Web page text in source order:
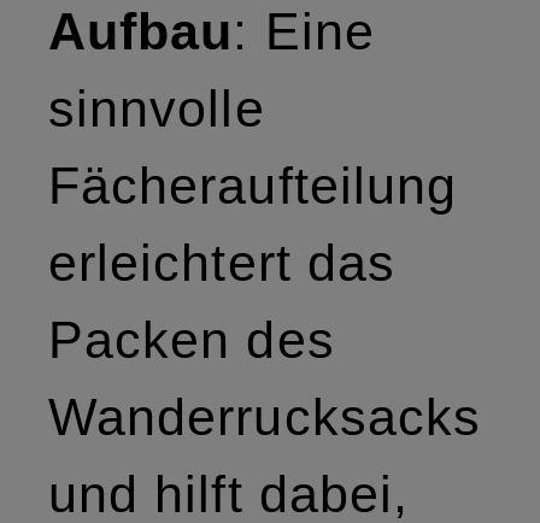
Aufbau: Eine
sinnvolle
Fächeraufteilung
erleichtert das
Packen des
Wanderrucksacks
und hilft dabei,